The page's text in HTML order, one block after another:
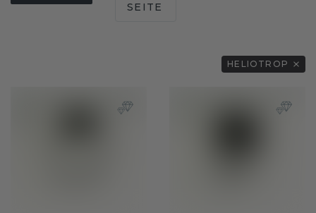
SEITE
HELIOTROP